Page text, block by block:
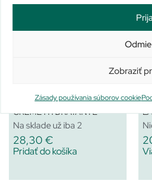
Zobraziť
Zásady používania súborov cookie
Podobné produkty
AVENE HYDRANCE RICHE
CRÈME HYDRATANTE
Na sklade už iba 2
28,30 €
Pridať do košíka